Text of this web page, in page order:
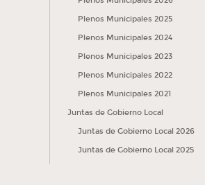
Plenos Municipales 2025
Plenos Municipales 2024
Plenos Municipales 2023
Plenos Municipales 2022
Plenos Municipales 2021
Juntas de Gobierno Local
Juntas de Gobierno Local 2026
Juntas de Gobierno Local 2025